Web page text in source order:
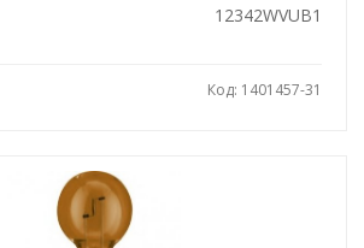
12342WVUB1
Код: 1401457-31